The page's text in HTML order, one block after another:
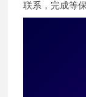
联系，完成等